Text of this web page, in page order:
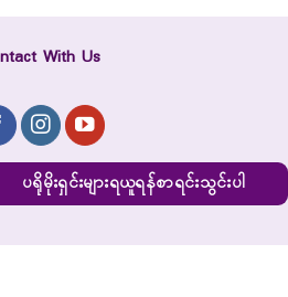
With Us
ပရိုမိုးရှင်းများရယူရန်စာရင်းသွင်းပါ